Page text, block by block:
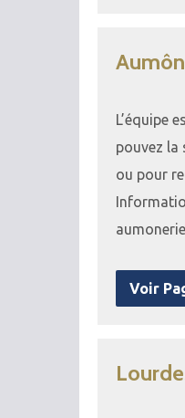
L’équipe
pouvez la
ou pour
Voir